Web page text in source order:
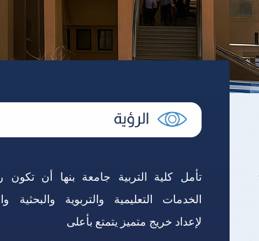
تأمل كلية التربية جامعة بنها أن تكون
الخدمات التعليمية والتربوية والبحثية
لإعداد خريج متميز يتمتع بأعلى